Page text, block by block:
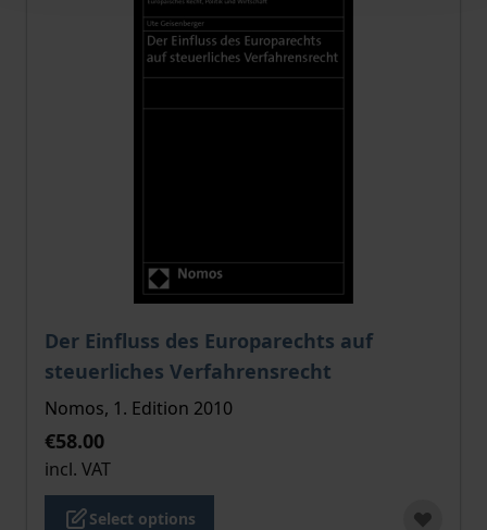
Der Einfluss des Europarechts auf
steuerliches Verfahrensrecht
The price depends on the options chosen on the
Nomos, 1. Edition 2010
€58.00
incl. VAT
Select options